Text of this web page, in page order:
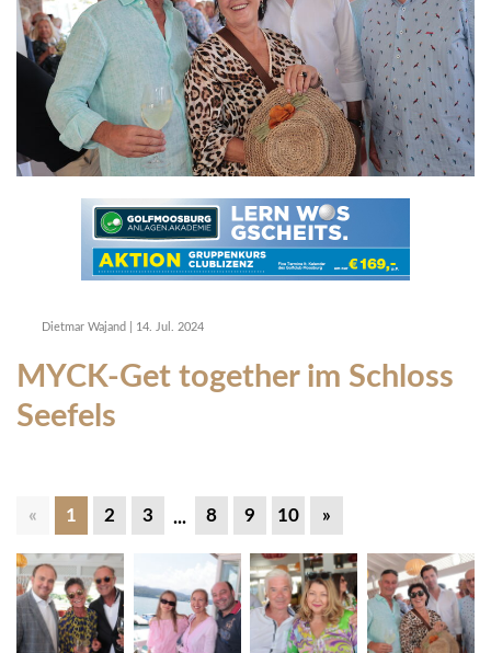
Dietmar Wajand 14. Jul. 2024
MYCK-Get together im Schloss
Seefels
« 1 2 3 ... 8 9 10 »